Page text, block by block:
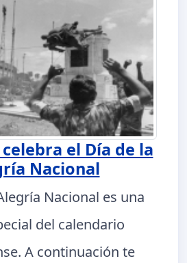
el Día de la
Nacional
Nacional es una
del calendario
A continuación te